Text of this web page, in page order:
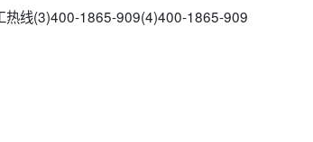
热线(3)400-1865-909(4)400-1865-909